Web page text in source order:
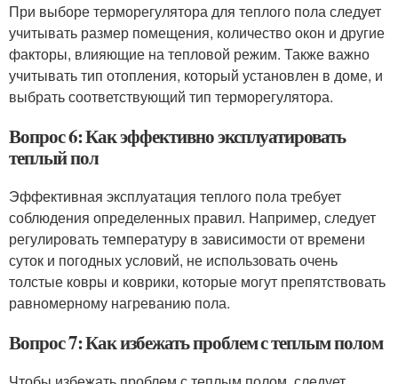
При выборе терморегулятора для теплого пола следует
учитывать размер помещения, количество окон и другие
факторы, влияющие на тепловой режим. Также важно
учитывать тип отопления, который установлен в доме, и
выбрать соответствующий тип терморегулятора.
Вопрос 6: Как эффективно эксплуатировать
теплый пол
Эффективная эксплуатация теплого пола требует
соблюдения определенных правил. Например, следует
регулировать температуру в зависимости от времени
суток и погодных условий, не использовать очень
толстые ковры и коврики, которые могут препятствовать
равномерному нагреванию пола.
Вопрос 7: Как избежать проблем с теплым полом